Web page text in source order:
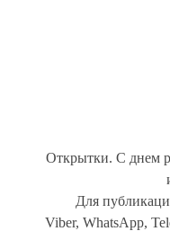
Открытки. С днем
Для
Viber, WhatsApp,